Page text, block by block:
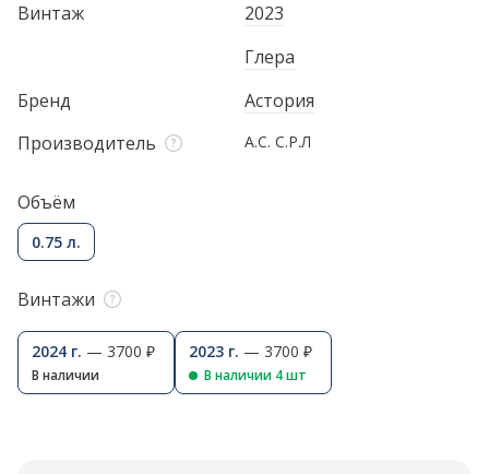
Винтаж
2023
Глера
Бренд
Астория
Производитель
А.С. С.Р.Л
Объём
0.75 л.
Винтажи
2024 г. — 3700 ₽
В наличии
2023 г. — 3700 ₽
В наличии 4 шт